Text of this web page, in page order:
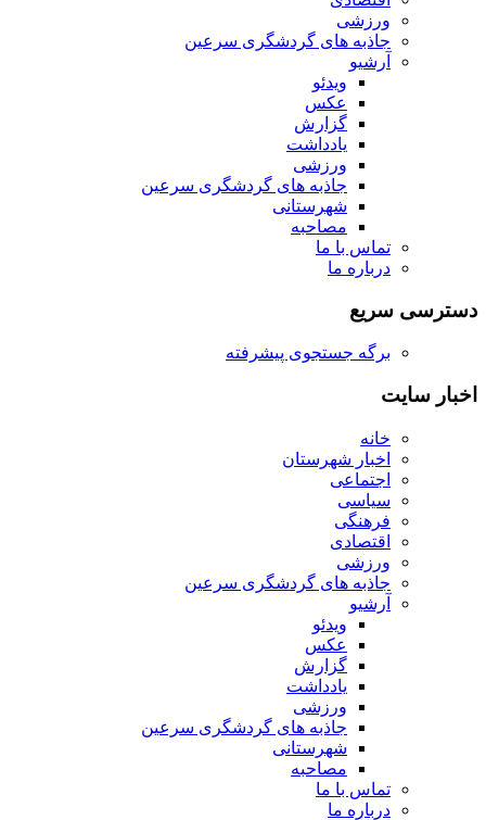
ورزشی
جاذبه های گردشگری سرعین
آرشیو
ویدئو
عکس
گزارش
یادداشت
ورزشی
جاذبه های گردشگری سرعین
شهرستانی
مصاحبه
تماس با ما
درباره ما
دسترسی سریع
برگه جستجوی پیشرفته
اخبار سایت
خانه
اخبار شهرستان
اجتماعی
سیاسی
فرهنگی
اقتصادی
ورزشی
جاذبه های گردشگری سرعین
آرشیو
ویدئو
عکس
گزارش
یادداشت
ورزشی
جاذبه های گردشگری سرعین
شهرستانی
مصاحبه
تماس با ما
درباره ما